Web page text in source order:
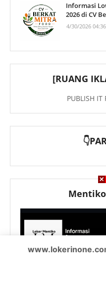
Informasi
2026 di CV
4/30/2026
[RUANG
PUBLISH IT
Ko